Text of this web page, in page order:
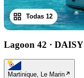
Todas 12
Lagoon 42 · DAISY
Martinique, Le Marin